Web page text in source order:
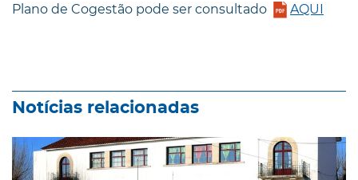
Plano de Cogestão pode ser consultado
AQUI
Notícias relacionadas